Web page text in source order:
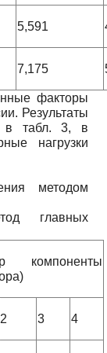
5,591
7,175
факторы
Результаты
в табл. 3, в
нагрузки
методом
главных
компоненты
2 3 4